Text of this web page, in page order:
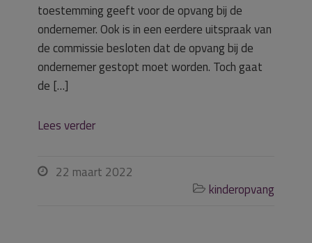
toestemming geeft voor de opvang bij de
ondernemer. Ook is in een eerdere uitspraak van
de commissie besloten dat de opvang bij de
ondernemer gestopt moet worden. Toch gaat
de […]
Lees verder
 22 maart 2022
 kinderopvang